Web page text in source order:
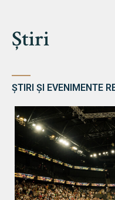
Știri
ȘTIRI ȘI EVENIMENTE